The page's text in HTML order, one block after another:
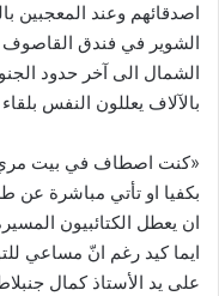
اصدقائهم وعند المعجبين
الشوير في فندق
الشمال الى آخر حدود
بالآلاف يعللون النفس
«كنت اصطاف في بيت مري،
بكفيا او تأتي مباشرة عن
ان يعطل الكتائبيون
ايما كيد رغم انّ مساعي
على يد الأستاذ كمال